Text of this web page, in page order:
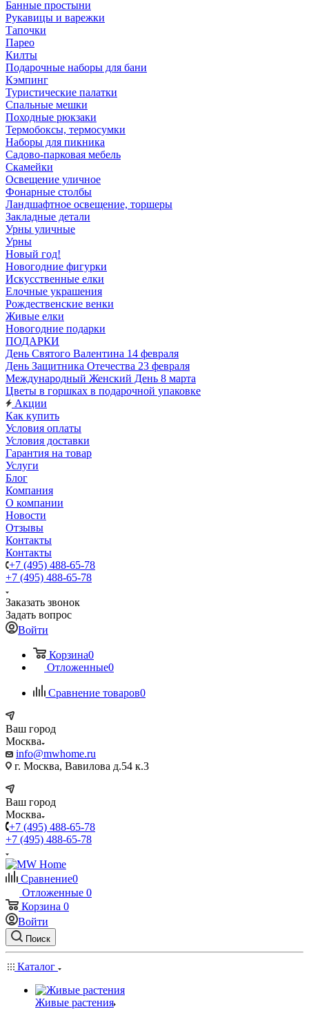
Банные простыни
Рукавицы и варежки
Тапочки
Парео
Килты
Подарочные наборы для бани
Кэмпинг
Туристические палатки
Спальные мешки
Походные рюкзаки
Термобоксы, термосумки
Наборы для пикника
Садово-парковая мебель
Скамейки
Освещение уличное
Фонарные столбы
Ландшафтное освещение, торшеры
Закладные детали
Урны уличные
Урны
Новый год!
Новогодние фигурки
Искусственные елки
Елочные украшения
Рождественские венки
Живые елки
Новогодние подарки
ПОДАРКИ
День Святого Валентина 14 февраля
День Защитника Отечества 23 февраля
Международный Женский День 8 марта
Цветы в горшках в подарочной упаковке
Акции
Как купить
Условия оплаты
Условия доставки
Гарантия на товар
Услуги
Блог
Компания
О компании
Новости
Отзывы
Контакты
Контакты
+7 (495) 488-65-78
+7 (495) 488-65-78
Заказать звонок
Задать вопрос
Войти
Корзина0
Отложенные0
Сравнение товаров0
Ваш город
Москва
info@mwhome.ru
г. Москва, Вавилова д.54 к.3
Ваш город
Москва
+7 (495) 488-65-78
+7 (495) 488-65-78
Сравнение0
Отложенные 0
Корзина 0
Войти
Поиск
Каталог
Живые растения